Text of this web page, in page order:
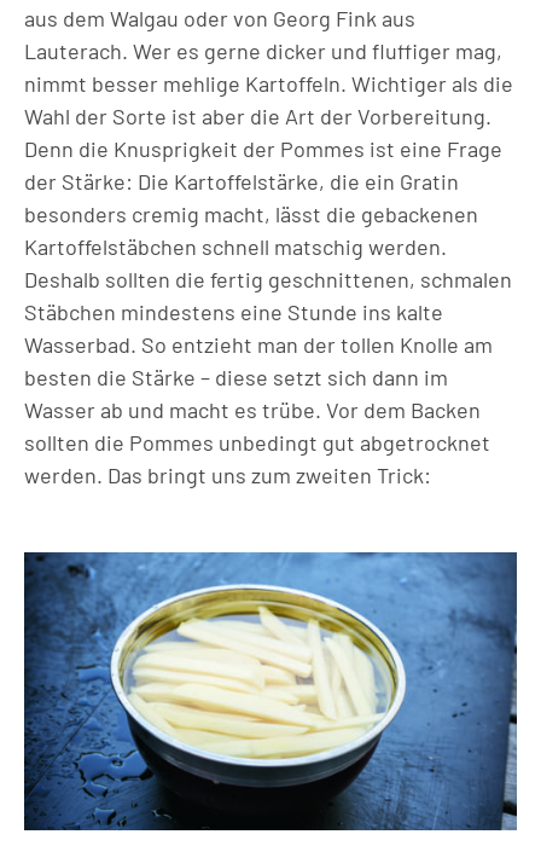
aus dem Walgau oder von Georg Fink aus
Lauterach. Wer es gerne dicker und fluffiger mag,
nimmt besser mehlige Kartoffeln. Wichtiger als die
Wahl der Sorte ist aber die Art der Vorbereitung.
Denn die Knusprigkeit der Pommes ist eine Frage
der Stärke: Die Kartoffelstärke, die ein Gratin
besonders cremig macht, lässt die gebackenen
Kartoffelstäbchen schnell matschig werden.
Deshalb sollten die fertig geschnittenen, schmalen
Stäbchen mindestens eine Stunde ins kalte
Wasserbad. So entzieht man der tollen Knolle am
besten die Stärke – diese setzt sich dann im
Wasser ab und macht es trübe. Vor dem Backen
sollten die Pommes unbedingt gut abgetrocknet
werden. Das bringt uns zum zweiten Trick: